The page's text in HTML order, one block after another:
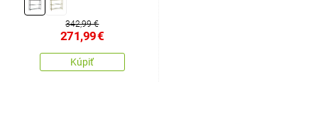
342,99 €
271,99€
Kúpiť